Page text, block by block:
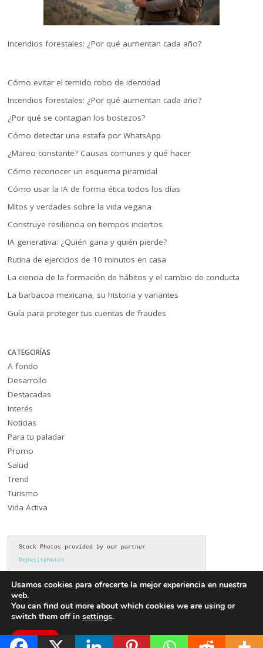
Incendios forestales: ¿Por qué aumentan cada año?
Cómo evitar el temido robo de identidad
Incendios forestales: ¿Por qué aumentan cada año?
¿Por qué se contagian los bostezos?
Cómo detectar una estafa por WhatsApp
¿Mareo constante? Causas comunes y qué hacer
Cómo reconocer un esquema piramidal
Cómo usar la IA de forma ética todos los días
Mitos y verdades sobre la vida vegana
Construye resiliencia en tiempos inciertos
IA generativa: ¿Quién gana y quién pierde?
Rutina de ejercicios de 10 minutos en casa
La ciencia de la formación de hábitos y el cambio de conducta
La barbacoa mexicana, su historia y variantes
Guía para proteger tus cuentas de fraudes
CATEGORÍAS
A fondo
Desarrollo
Destacadas
Interés
Noticias
Para tu paladar
Promo
Salud
Trend
Turismo
Vida Activa
Depositphotos
Usamos cookies para ofrecerte la mejor experiencia en nuestra
web.
You can find out more about which cookies we are using or
switch them off in settings.
Aceptar